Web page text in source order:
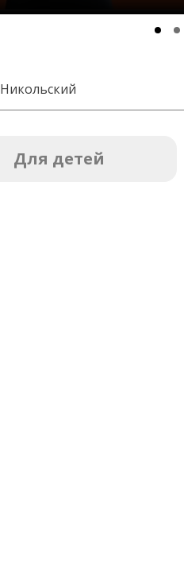
Никольский
Для детей